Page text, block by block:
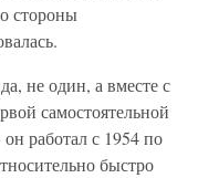
стороны
не один, а вместе с
самостоятельной
работал с 1954 по
быстро